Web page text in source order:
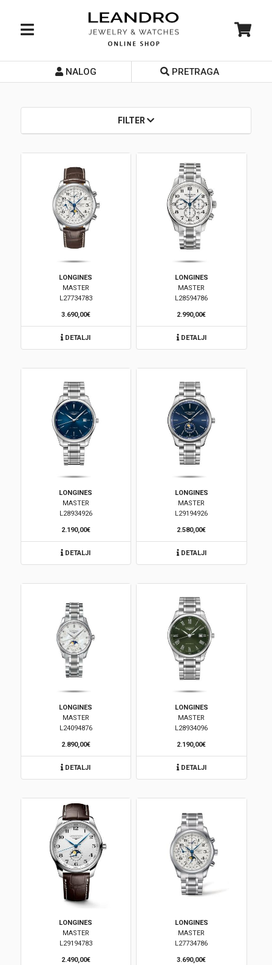
Početna
Prodavnice
Loyalty Club
Brendovi
Swiss🇨🇭
Satovi
Diamond
POKLON VAUČER
Prijava
Registracija
NALOG PRETRAGA
FILTER
LONGINES
MASTER
L27734783
3.690,00€
DETALJI
LONGINES
MASTER
L28594786
2.990,00€
DETALJI
LONGINES
MASTER
L28934926
2.190,00€
DETALJI
LONGINES
MASTER
L29194926
2.580,00€
DETALJI
LONGINES
MASTER
L24094876
2.890,00€
DETALJI
LONGINES
MASTER
L28934096
2.190,00€
DETALJI
LONGINES
MASTER
L29194783
2.490,00€
LONGINES
MASTER
L27734786
3.690,00€